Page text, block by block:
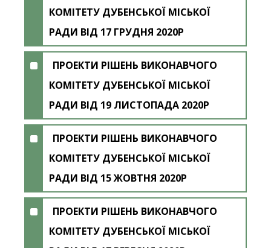
КОМІТЕТУ ДУБЕНСЬКОЇ МІСЬКОЇ
РАДИ ВІД 17 ГРУДНЯ 2020Р
ПРОЕКТИ РІШЕНЬ ВИКОНАВЧОГО
КОМІТЕТУ ДУБЕНСЬКОЇ МІСЬКОЇ
РАДИ ВІД 19 ЛИСТОПАДА 2020Р
ПРОЕКТИ РІШЕНЬ ВИКОНАВЧОГО
КОМІТЕТУ ДУБЕНСЬКОЇ МІСЬКОЇ
РАДИ ВІД 15 ЖОВТНЯ 2020Р
ПРОЕКТИ РІШЕНЬ ВИКОНАВЧОГО
КОМІТЕТУ ДУБЕНСЬКОЇ МІСЬКОЇ